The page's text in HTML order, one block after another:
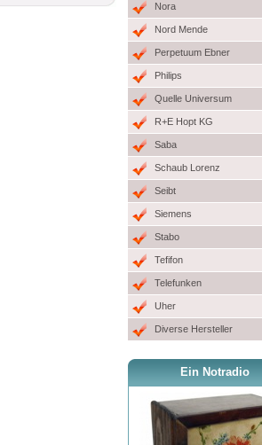
Nora
Nord Mende
Perpetuum Ebner
Philips
Quelle Universum
R+E Hopt KG
Saba
Schaub Lorenz
Seibt
Siemens
Stabo
Tefifon
Telefunken
Uher
Diverse Hersteller
Ein Notradio